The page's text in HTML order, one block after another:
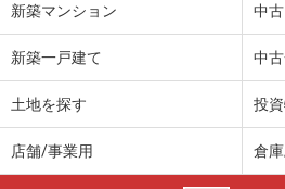
新築マンション 中
新築一戸建て 中
土地を探す 投
店舗/事業用 倉